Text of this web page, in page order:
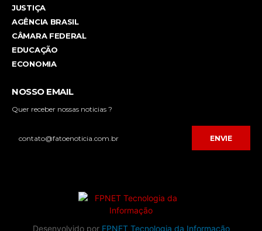
JUSTIÇA
AGÊNCIA BRASIL
CÂMARA FEDERAL
EDUCAÇÃO
ECONOMIA
NOSSO EMAIL
Quer receber nossas noticias ?
ENVIE
Desenvolvido por FPNET Tecnologia da Informação